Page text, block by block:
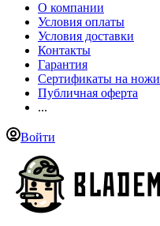
О компании
Условия оплаты
Условия доставки
Контакты
Гарантия
Сертификаты на ножи
Публичная оферта
...
Войти